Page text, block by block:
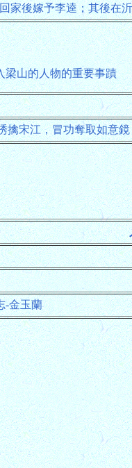
家後嫁予李逵；其後在
梁山的人物的重要事蹟
擒宋江，冒功奪取如意
-金玉蘭